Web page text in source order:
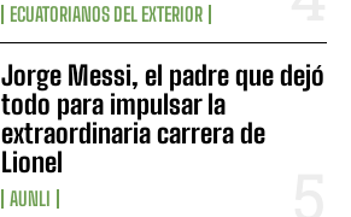
ECUATORIANOS DEL EXTERIOR
Jorge Messi, el padre que dejó
todo para impulsar la
extraordinaria carrera de
Lionel
AUNLI